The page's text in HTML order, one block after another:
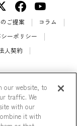
ご提案
コラム
ーポリシー
人契約
our website, to
traffic. We
with our
it with